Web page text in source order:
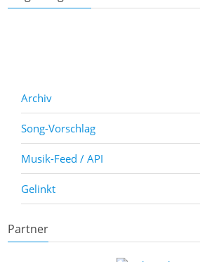
Archiv
Song-Vorschlag
Musik-Feed / API
Gelinkt
Partner